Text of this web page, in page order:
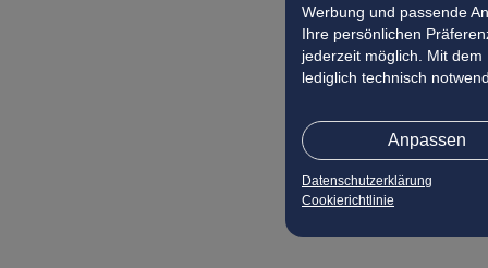
Werbung und passende
Ihre persönlichen
jederzeit möglich. Mit dem
lediglich technisch
Anpassen
Datenschutzerklärung
Cookierichtlinie